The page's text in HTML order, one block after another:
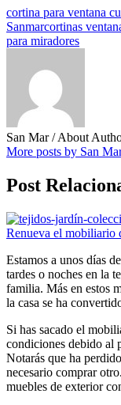
cortina para ventana
Sanmarcortinas
para miradores
San Mar/ About
More posts by San
Post
Renueva el
Estamos a unos días
tardes o noches en la
familia. Más en estos
la casa se ha
Si has sacado el
condiciones debido al
Notarás que ha
necesario comprar
muebles de exterior